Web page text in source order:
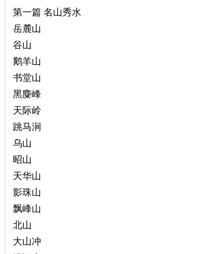
第一篇 名山秀水
岳麓山
谷山
鹅羊山
书堂山
黑麋峰
天际岭
跳马涧
乌山
昭山
天华山
影珠山
飘峰山
北山
大山冲